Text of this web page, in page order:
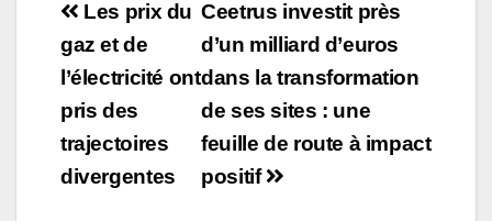
Navigation
de
l’article
Ceetrus investit près
d’un milliard d’euros
dans la transformation
de ses sites : une
feuille de route à impact
positif
Les prix du
gaz et de
l’électricité ont
pris des
trajectoires
divergentes